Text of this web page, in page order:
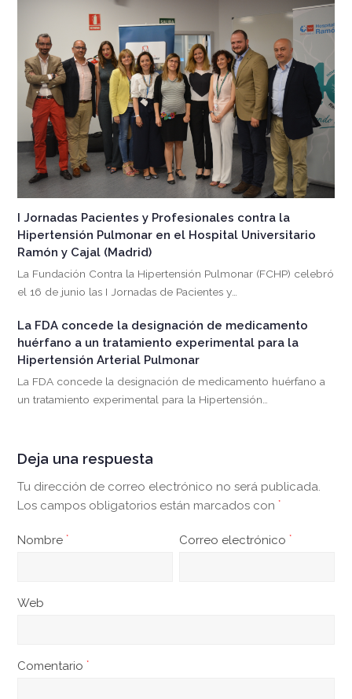
I Jornadas Pacientes y Profesionales contra la
Hipertensión Pulmonar en el Hospital Universitario
Ramón y Cajal (Madrid)
La Fundación Contra la Hipertensión Pulmonar (FCHP) celebró
el 16 de junio las I Jornadas de Pacientes y…
La FDA concede la designación de medicamento
huérfano a un tratamiento experimental para la
Hipertensión Arterial Pulmonar
La FDA concede la designación de medicamento huérfano a
un tratamiento experimental para la Hipertensión…
Deja una respuesta
Tu dirección de correo electrónico no será publicada.
Los campos obligatorios están marcados con*
Nombre* Correo electrónico*
Web
Comentario*